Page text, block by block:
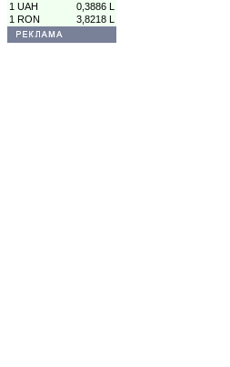
1 UAH
0,3886 L
1 RON
3,8218 L